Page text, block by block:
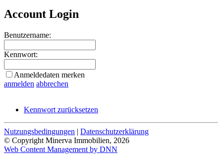
Account Login
Benutzername:
Kennwort:
Anmeldedaten merken
anmelden abbrechen
Kennwort zurücksetzen
Nutzungsbedingungen | Datenschutzerklärung
© Copyright Minerva Immobilien, 2026
Web Content Management by DNN